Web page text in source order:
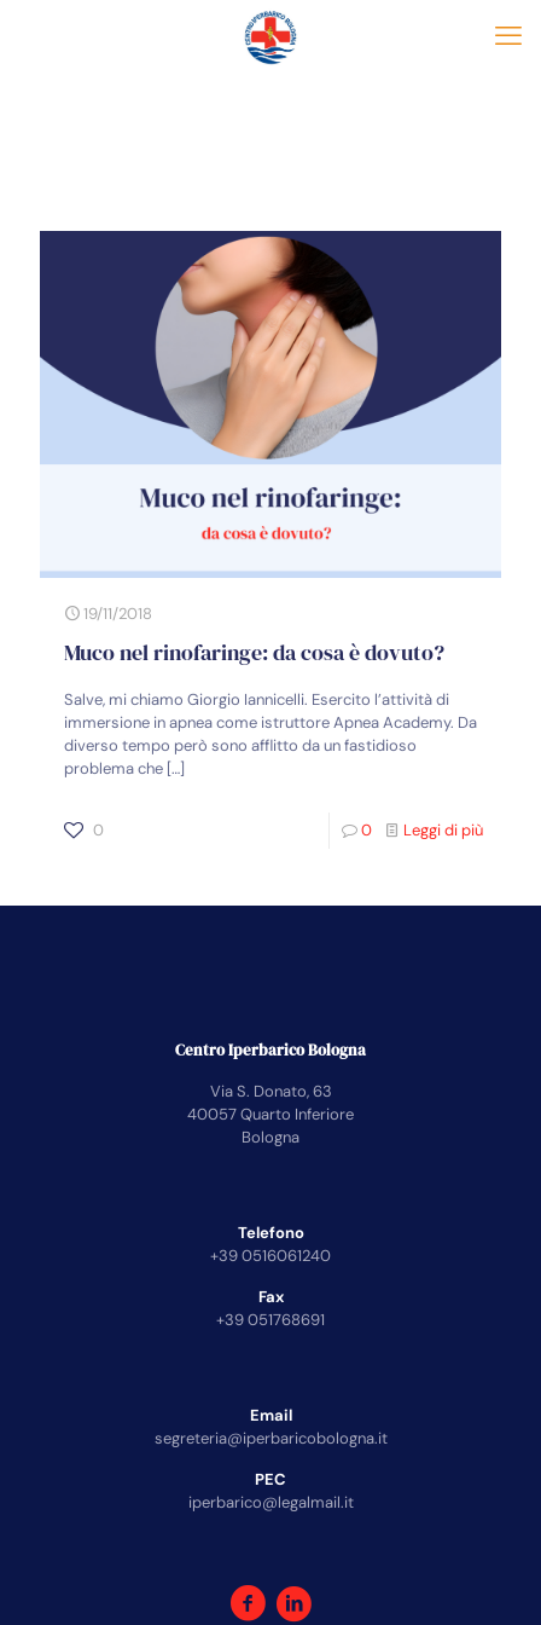
19/11/2018
Muco nel rinofaringe: da cosa è dovuto?
Salve, mi chiamo Giorgio Iannicelli. Esercito l’attività di
immersione in apnea come istruttore Apnea Academy. Da
diverso tempo però sono afflitto da un fastidioso
problema che […]
0 0 Leggi di più
Centro Iperbarico Bologna
Via S. Donato, 63
40057 Quarto Inferiore
Bologna
Telefono
+39 0516061240
Fax
+39 051768691
Email
segreteria@iperbaricobologna.it
PEC
iperbarico@legalmail.it